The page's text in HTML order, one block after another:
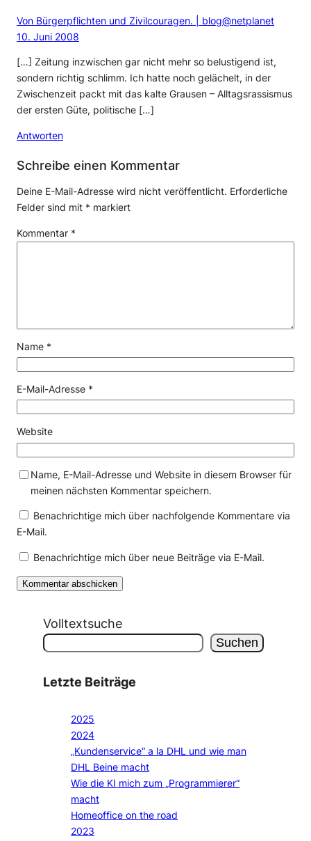
Von Bürgerpflichten und Zivilcouragen. | blog@netplanet
10. Juni 2008
[…] Zeitung inzwischen gar nicht mehr so belustigend ist,
sondern richtig schlimm. Ich hatte noch gelächelt, in der
Zwischenzeit packt mit das kalte Grausen – Alltagsrassismus
der ersten Güte, politische […]
Antworten
Schreibe einen Kommentar
Deine E-Mail-Adresse wird nicht veröffentlicht. Erforderliche
Felder sind mit * markiert
Kommentar *
Name *
E-Mail-Adresse *
Website
Name, E-Mail-Adresse und Website in diesem Browser für
meinen nächsten Kommentar speichern.
Benachrichtige mich über nachfolgende Kommentare via
E-Mail.
Benachrichtige mich über neue Beiträge via E-Mail.
Volltextsuche
Suchen
Letzte Beiträge
2025
2024
„Kundenservice“ a la DHL und wie man
DHL Beine macht
Wie die KI mich zum „Programmierer“
macht
Homeoffice on the road
2023